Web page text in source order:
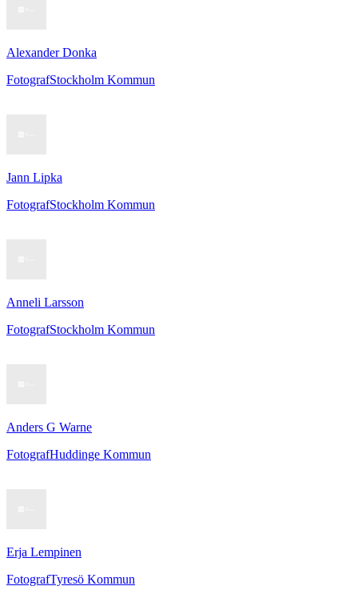
Alexander Donka
FotografStockholm Kommun
Jann Lipka
FotografStockholm Kommun
Anneli Larsson
FotografStockholm Kommun
Anders G Warne
FotografHuddinge Kommun
Erja Lempinen
FotografTyresö Kommun